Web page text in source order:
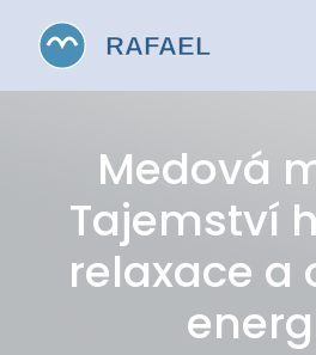
Medová
Tajemství
relaxace a